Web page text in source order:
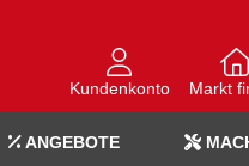
Kundenkonto Markt
ANGEBOTE